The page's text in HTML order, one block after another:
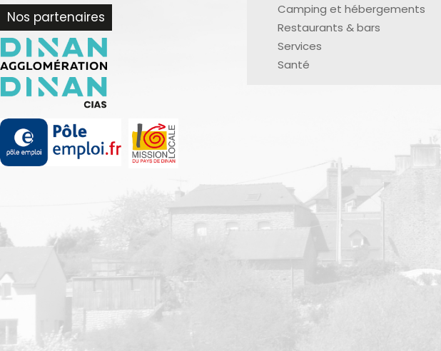
Nos partenaires
Camping et hébergements
Restaurants & bars
Services
Santé